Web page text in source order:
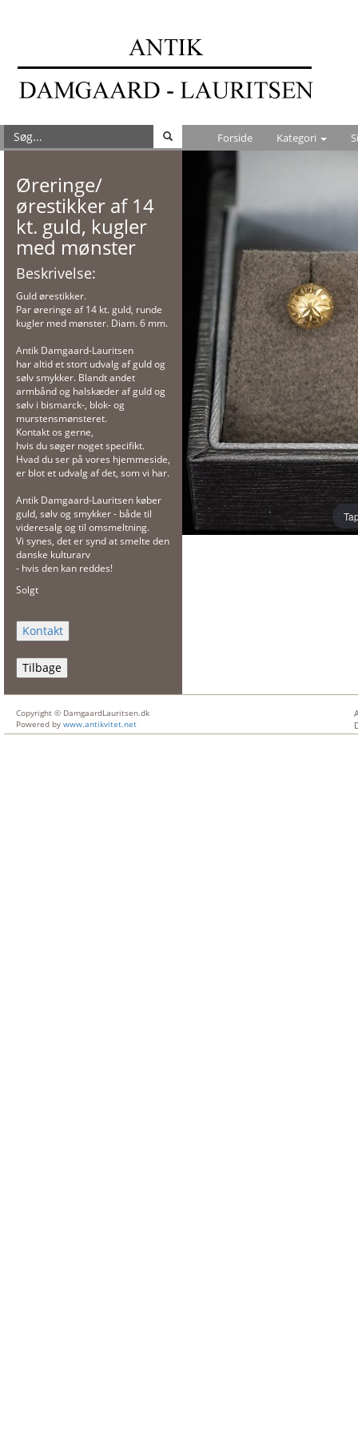
Forside Kategori
Øreringe/
ørestikker af 14
kt. guld, kugler
med mønster
Beskrivelse:
Guld ørestikker.
Par øreringe af 14 kt. guld, runde
kugler med mønster. Diam. 6 mm.
Antik Damgaard-Lauritsen
har altid et stort udvalg af guld og
sølv smykker. Blandt andet
armbånd og halskæder af guld og
sølv i bismarck-, blok- og
murstensmønsteret.
Kontakt os gerne,
hvis du søger noget specifikt.
Hvad du ser på vores hjemmeside,
er blot et udvalg af det, som vi har.
Antik Damgaard-Lauritsen køber
guld, sølv og smykker - både til
videresalg og til omsmeltning.
Vi synes, det er synd at smelte den
danske kulturarv
- hvis den kan reddes!
Solgt
Tilbage
Copyright © DamgaardLauritsen.dk
Powered by www.antikvitet.net